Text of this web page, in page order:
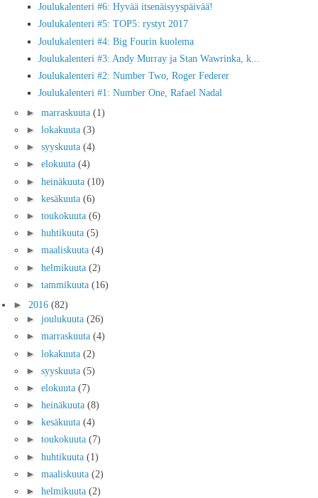
Joulukalenteri #6: Hyvää itsenäisyyspäivää!
Joulukalenteri #5: TOP5: rystyt 2017
Joulukalenteri #4: Big Fourin kuolema
Joulukalenteri #3: Andy Murray ja Stan Wawrinka, k...
Joulukalenteri #2: Number Two, Roger Federer
Joulukalenteri #1: Number One, Rafael Nadal
► marraskuuta (1)
► lokakuuta (3)
► syyskuuta (4)
► elokuuta (4)
► heinäkuuta (10)
► kesäkuuta (6)
► toukokuuta (6)
► huhtikuuta (5)
► maaliskuuta (4)
► helmikuuta (2)
► tammikuuta (16)
► 2016 (82)
► joulukuuta (26)
► marraskuuta (4)
► lokakuuta (2)
► syyskuuta (5)
► elokuuta (7)
► heinäkuuta (8)
► kesäkuuta (4)
► toukokuuta (7)
► huhtikuuta (1)
► maaliskuuta (2)
► helmikuuta (2)